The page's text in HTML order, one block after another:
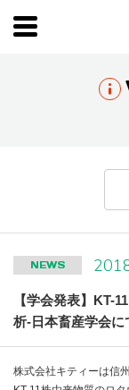
NEWS
【学会発表】KT-
析-日本畜産学会に
株式会社キティーは信